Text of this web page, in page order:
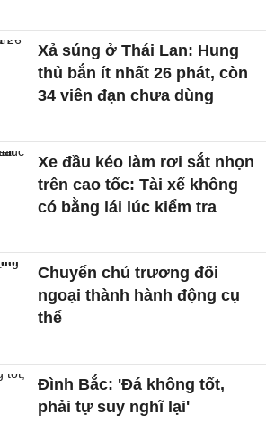
Xả súng ở Thái Lan: Hung
thủ bắn ít nhất 26 phát, còn
34 viên đạn chưa dùng
Xe đầu kéo làm rơi sắt nhọn
trên cao tốc: Tài xế không
có bằng lái lúc kiểm tra
Chuyển chủ trương đối
ngoại thành hành động cụ
thể
Đình Bắc: 'Đá không tốt,
phải tự suy nghĩ lại'